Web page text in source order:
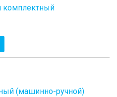
комплектный
(машинно-ручной)